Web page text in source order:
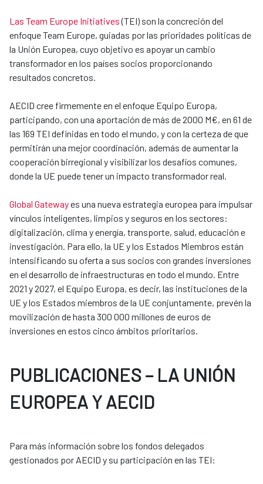
Las Team Europe Initiatives(TEI) son la concreción del
enfoque Team Europe, guiadas por las prioridades políticas de
la Unión Europea, cuyo objetivo es apoyar un cambio
transformador en los países socios proporcionando
resultados concretos.
AECID cree firmemente en el enfoque Equipo Europa,
participando, con una aportación de más de 2000 M€, en 61 de
las 169 TEI definidas en todo el mundo, y con la certeza de que
permitirán una mejor coordinación, además de aumentar la
cooperación birregional y visibilizar los desafíos comunes,
donde la UE puede tener un impacto transformador real.
Global Gatewayes una nueva estrategia europea para impulsar
vínculos inteligentes, limpios y seguros en los sectores:
digitalización, clima y energía, transporte, salud, educación e
investigación. Para ello, la UE y los Estados Miembros están
intensificando su oferta a sus socios con grandes inversiones
en el desarrollo de infraestructuras en todo el mundo. Entre
2021 y 2027, el Equipo Europa, es decir, las instituciones de la
UE y los Estados miembros de la UE conjuntamente, prevén la
movilización de hasta 300 000 millones de euros de
inversiones en estos cinco ámbitos prioritarios.
PUBLICACIONES – LA UNIÓN
EUROPEA Y AECID
Para más información sobre los fondos delegados
gestionados por AECID y su participación en las TEI: